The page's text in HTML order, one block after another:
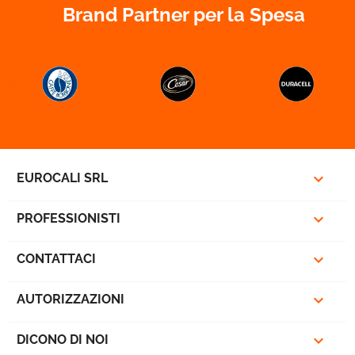
Brand Partner per la Spesa
EUROCALI SRL 
PROFESSIONISTI 
CONTATTACI 
AUTORIZZAZIONI 
DICONO DI NOI 